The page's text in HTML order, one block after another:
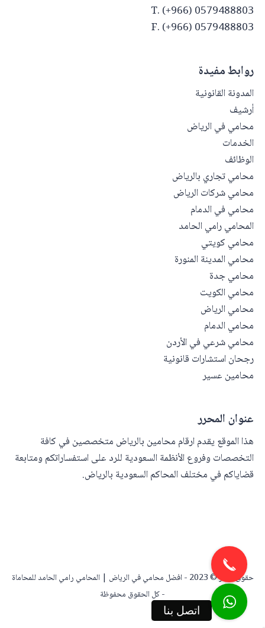
T. (+966) 0579488803
F. (+966) 0579488803
روابط مفيدة
المدونة القانونية
أرشيف
محامي في الرياض
الخدمات
الوظائف
محامي تجاري بالرياض
محامي شركات الرياض
محامي في الدمام
المحامي رامي الحامد
محامي كويتي
محامي المدينة المنورة
محامي جدة
محامي الكويت
محامي الرياض
محامي الدمام
محامي شرعي في الأردن
رجحان استشارات قانونية
محامين عسير
عنوان المحرر
هذا الموقع يقدم ارقام محامين بالرياض متخصصين في كافة
التخصصات وفروع الأنظمة السعودية للرد على استفساراتكم ومتابعة
قضاياكم في مختلف المحاكم السعودية بالرياض.
حقوق النشر © 2023 -
افضل محامي في الرياض | المحامي رامي الحامد للمحاماة
- كل الحقوق محفوظة
اتصل بنا